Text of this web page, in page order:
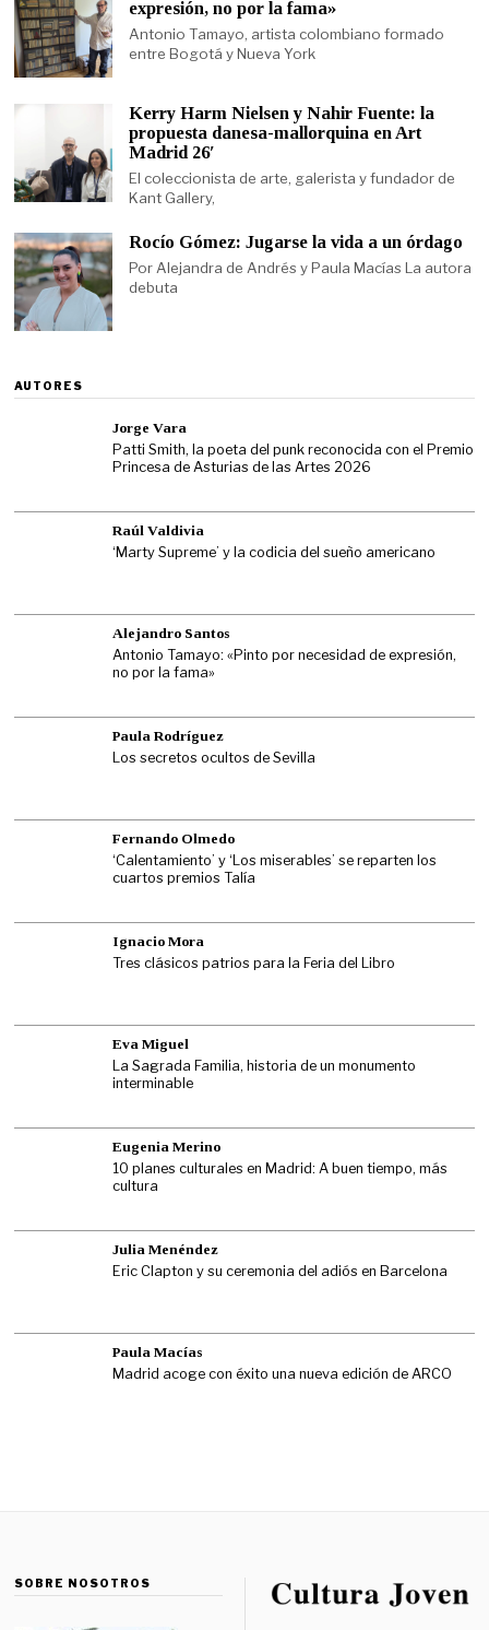
expresión, no por la fama»
Antonio Tamayo, artista colombiano formado
entre Bogotá y Nueva York
Kerry Harm Nielsen y Nahir Fuente: la
propuesta danesa-mallorquina en Art
Madrid 26′
El coleccionista de arte, galerista y fundador de
Kant Gallery,
Rocío Gómez: Jugarse la vida a un órdago
Por Alejandra de Andrés y Paula Macías La autora
debuta
AUTORES
Jorge Vara
Patti Smith, la poeta del punk reconocida con el Premio
Princesa de Asturias de las Artes 2026
Raúl Valdivia
‘Marty Supreme’ y la codicia del sueño americano
Alejandro Santos
Antonio Tamayo: «Pinto por necesidad de expresión,
no por la fama»
Paula Rodríguez
Los secretos ocultos de Sevilla
Fernando Olmedo
‘Calentamiento’ y ‘Los miserables’ se reparten los
cuartos premios Talía
Ignacio Mora
Tres clásicos patrios para la Feria del Libro
Eva Miguel
La Sagrada Familia, historia de un monumento
interminable
Eugenia Merino
10 planes culturales en Madrid: A buen tiempo, más
cultura
Julia Menéndez
Eric Clapton y su ceremonia del adiós en Barcelona
Paula Macías
Madrid acoge con éxito una nueva edición de ARCO
SOBRE NOSOTROS